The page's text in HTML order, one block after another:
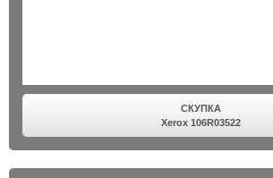
СКУПКА
Xerox 106R03522